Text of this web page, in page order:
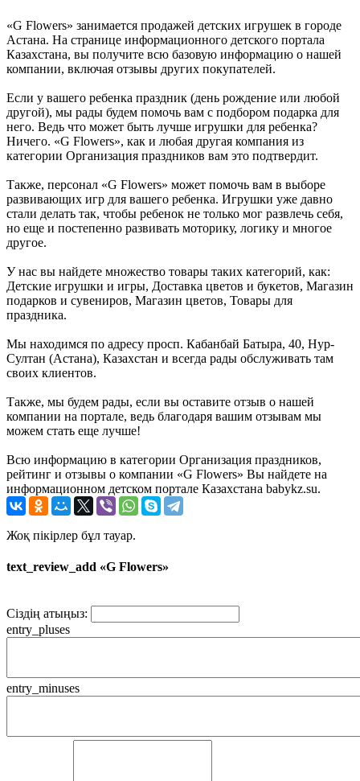
«G Flowers» занимается продажей детских игрушек в городе
Астана. На странице информационного детского портала
Казахстана, вы получите всю базовую информацию о нашей
компании, включая отзывы других покупателей.
Если у вашего ребенка праздник (день рождение или любой
другой), мы рады будем помочь вам с подбором подарка для
него. Ведь что может быть лучше игрушки для ребенка?
Ничего. «G Flowers», как и любая другая компания из
категории Организация праздников вам это подтвердит.
Также, персонал «G Flowers» может помочь вам в выборе
развивающих игр для вашего ребенка. Игрушки уже давно
стали делать так, чтобы ребенок не только мог развлечь себя,
но еще и постепенно развивать моторику, логику и многое
другое.
У нас вы найдете множество товары таких категорий, как:
Детские игрушки и игры, Доставка цветов и букетов, Магазин
подарков и сувениров, Магазин цветов, Товары для
праздника.
Мы находимся по адресу просп. Кабанбай Батыра, 40, Нур-
Султан (Астана), Казахстан и всегда рады обслуживать там
своих клиентов.
Также, мы будем рады, если вы оставите отзыв о нашей
компании на портале, ведь благодаря вашим отзывам мы
можем стать еще лучше!
Всю информацию в категории Организация праздников,
рейтинг и отзывы о компании «G Flowers» Вы найдете на
информационном детском портале Казахстана babykz.su.
Жоқ пікірлер бұл тауар.
text_review_add «G Flowers»
Сіздің атыңыз:
entry_pluses
entry_minuses